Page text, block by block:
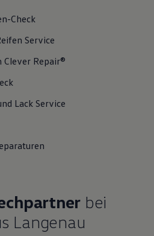
Check
Service
Clever Repair®
Lack Service
bei
Langenau